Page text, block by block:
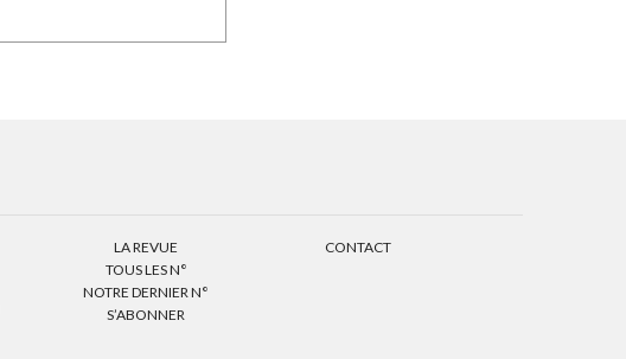
LA REVUE
TOUS LES N°
NOTRE DERNIER N°
S’ABONNER
CONTACT